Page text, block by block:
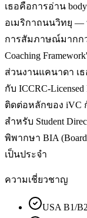
เธอคือการอ่าน
อเมริกาถนนวิทยุ —
การสัมภาษณ์มากกว่
Coaching
ส่วนงานแคนาดา เธ
กับ ICCRC-
ติดต่อหลักของ iVC กั
สำหรับ Student
พิพากษา BIA (Board
เป็นประจำ
ความเชี่ยวชาญ
USA B1/B2